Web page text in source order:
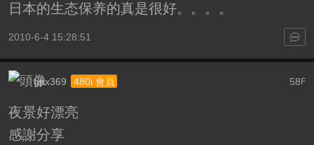
日本的生态保养的真是很好。。。。
2010-6-4 15:28:51
58 F
gpx369 480i 會員
夜景好漂亮
感謝分享